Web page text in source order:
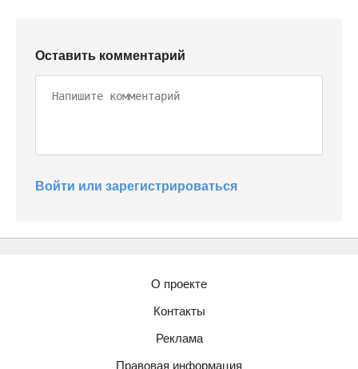
Оставить комментарий
Войти или зарегистрироваться
О проекте
Контакты
Реклама
Правовая информация